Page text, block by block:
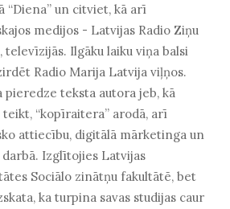
“Diena” un citviet, kā arī
medijos - Latvijas Radio Ziņu
televīzijās. Ilgāku laiku viņa balsi
Radio Marija Latvija viļņos.
pieredze teksta autora jeb, kā
“kopīraitera” arodā, arī
attiecību, digitālā mārketinga un
Izglītojies Latvijas
Sociālo zinātņu fakultātē, bet
ka turpina savas studijas caur